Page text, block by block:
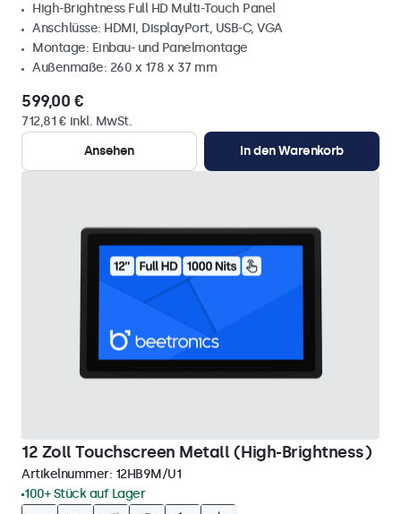
High-Brightness Full HD Multi-Touch Panel
Anschlüsse: HDMI, DisplayPort, USB-C, VGA
Montage: Einbau- und Panelmontage
Außenmaße: 260 x 178 x 37 mm
599,00 €
712,81 € inkl. MwSt.
Ansehen
In den Warenkorb
12 Zoll Touchscreen Metall (High-Brightness)
Artikelnummer: 12HB9M/U1
100+ Stück auf Lager